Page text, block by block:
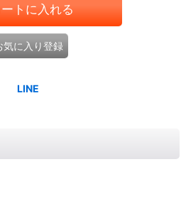
トに入れる
気に入り登録